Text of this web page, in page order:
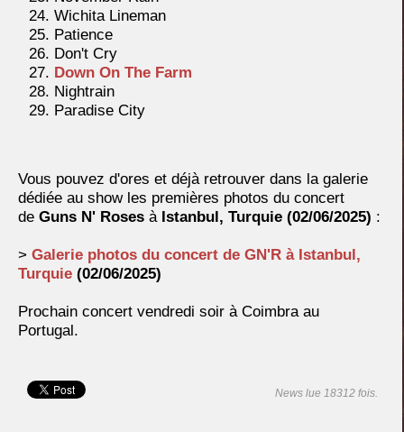
Wichita Lineman
Patience
Don't Cry
Down On The Farm
Nightrain
Paradise City
Vous pouvez d'ores et déjà retrouver dans la galerie
dédiée au show les premières photos du concert
de Guns N' Roses à Istanbul, Turquie (02/06/2025) :
> Galerie photos du concert de GN'R à Istanbul,
Turquie (02/06/2025)
Prochain concert vendredi soir à Coimbra au
Portugal.
News lue 18312 fois.